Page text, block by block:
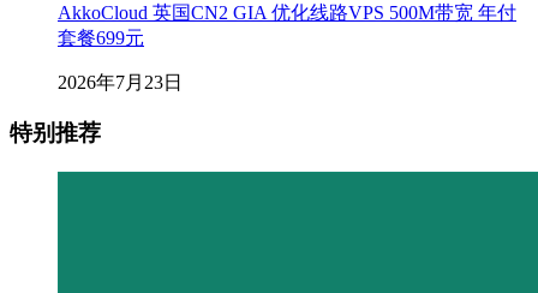
AkkoCloud 英国CN2 GIA 优化线路VPS 500M带宽 年付
套餐699元
2026年7月23日
特别推荐